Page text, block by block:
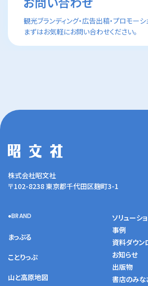
観光ブランディング・広告出稿・プロモーシ
まずはお気軽にお問い合わせください。
株式会社昭文社
〒102-8238 東京都千代田区麹町3-1
BRAND
まっぷる
ことりっぷ
山と高原地図
ソリューシ
事例
資料ダウン
お知らせ
出版物
書店のみな